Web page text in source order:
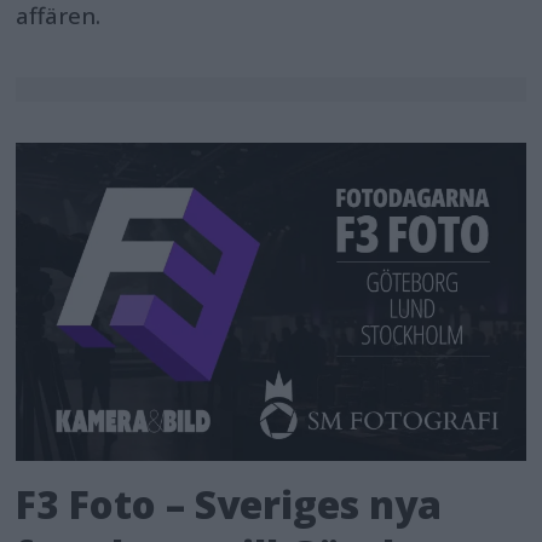
affären.
F3 Foto – Sveriges nya